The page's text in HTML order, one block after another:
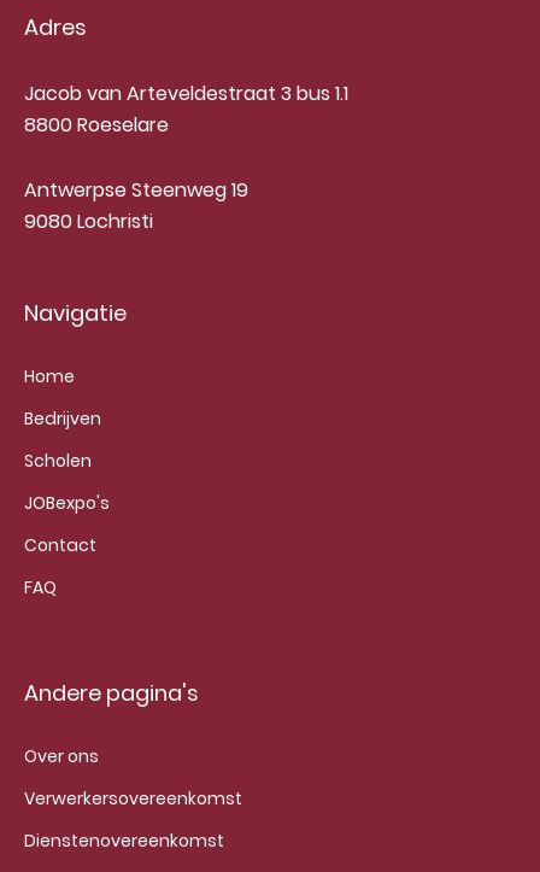
Adres
Jacob van Arteveldestraat 3 bus 1.1
8800 Roeselare
Antwerpse Steenweg 19
9080 Lochristi
Navigatie
Home
Bedrijven
Scholen
JOBexpo's
Contact
FAQ
Andere pagina's
Over ons
Verwerkersovereenkomst
Dienstenovereenkomst